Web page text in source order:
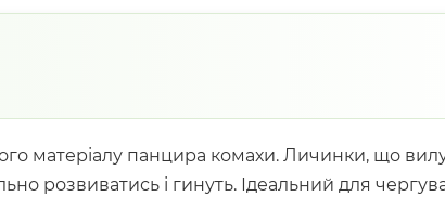
матеріалу панцира комахи. Личинки, що
розвиватись і гинуть. Ідеальний для